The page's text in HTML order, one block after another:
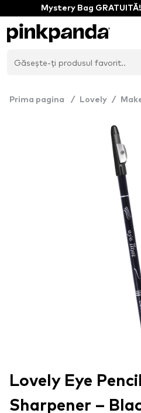
Mystery Bag
Prima pagina / Lovely /
Lovely Eye
Sharpener –